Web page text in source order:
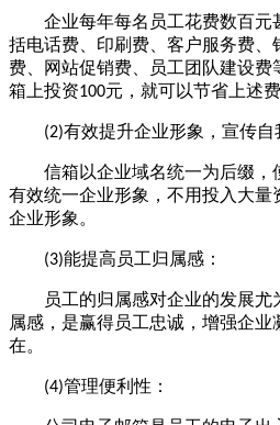
企业每年每名员工花费数百元
括电话费、印刷费、客户服务费、
费、网站促销费、员工团队建设费
箱 上投资100元，就可以节省上述
(2)有效提升企业形象，宣传自
信箱以企业域名统一为后缀，
有效统一企业形象，不用投入大量
企业形象。
(3)能提高员工归属感：
员工的归属感对企业的发展尤
属感，是赢得员工忠诚，增强企
在。
(4)管理便利性：